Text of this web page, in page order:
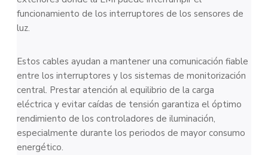
funcionamiento de los interruptores de los sensores de
luz.
Estos cables ayudan a mantener una comunicación fiable
entre los interruptores y los sistemas de monitorización
central. Prestar atención al equilibrio de la carga
eléctrica y evitar caídas de tensión garantiza el óptimo
rendimiento de los controladores de iluminación,
especialmente durante los periodos de mayor consumo
energético.